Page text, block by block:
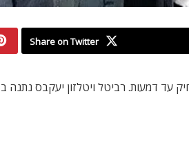
Share on Twitter
מעשיר וכמובן מצחיק עד דמעות. רביטל ויטלזון יעקבס